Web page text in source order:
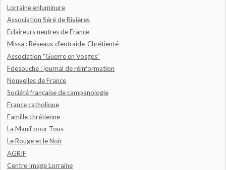
Lorraine enluminure
Association Séré de Rivières
Eclaireurs neutres de France
Missa : Réseaux d'entraide-Chrétienté
Association "Guerre en Vosges"
Fdesouche : journal de réinformation
Nouvelles de France
Société française de campanologie
France catholique
Famille chrétienne
La Manif pour Tous
Le Rouge et le Noir
AGRIF
Centre Image Lorraine